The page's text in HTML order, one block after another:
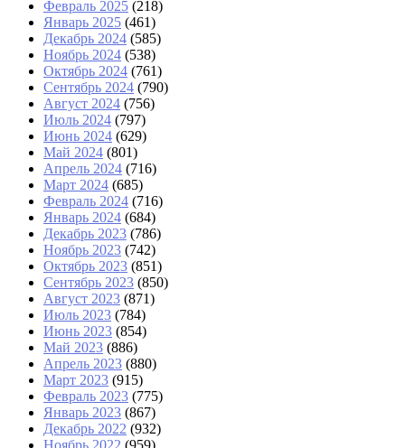
Февраль 2025 (218)
Январь 2025 (461)
Декабрь 2024 (585)
Ноябрь 2024 (538)
Октябрь 2024 (761)
Сентябрь 2024 (790)
Август 2024 (756)
Июль 2024 (797)
Июнь 2024 (629)
Май 2024 (801)
Апрель 2024 (716)
Март 2024 (685)
Февраль 2024 (716)
Январь 2024 (684)
Декабрь 2023 (786)
Ноябрь 2023 (742)
Октябрь 2023 (851)
Сентябрь 2023 (850)
Август 2023 (871)
Июль 2023 (784)
Июнь 2023 (854)
Май 2023 (886)
Апрель 2023 (880)
Март 2023 (915)
Февраль 2023 (775)
Январь 2023 (867)
Декабрь 2022 (932)